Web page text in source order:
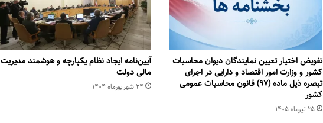
تفویض اختیار تعیین نمایندگان دیوان محاسبات
کشور و وزارت امور اقتصاد و دارایی در اجرای
تبصره ذیل ماده (۹۷) قانون محاسبات عمومی
کشور
۲۵ تیر‌ماه ۱۴۰۵
آیین‌نامه ایجاد نظام یکپارچه و هوشمند مدیریت
مالی دولت
۲۴ شهریور‌ماه ۱۴۰۴